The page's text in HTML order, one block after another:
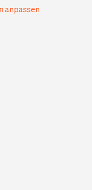
anpassen